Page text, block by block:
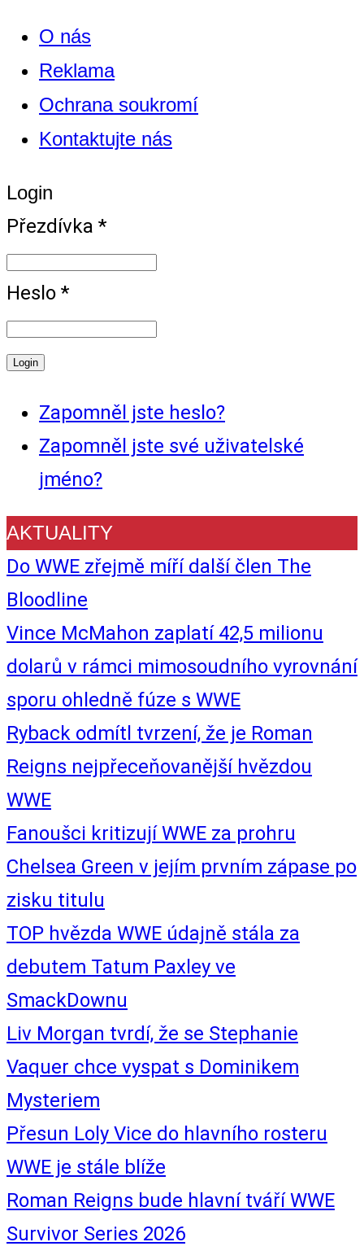
O nás
Reklama
Ochrana soukromí
Kontaktujte nás
Login
Přezdívka *
Heslo *
Zapomněl jste heslo?
Zapomněl jste své uživatelské
jméno?
AKTUALITY
Do WWE zřejmě míří další člen The
Bloodline
Vince McMahon zaplatí 42,5 milionu
dolarů v rámci mimosoudního vyrovnání
sporu ohledně fúze s WWE
Ryback odmítl tvrzení, že je Roman
Reigns nejpřeceňovanější hvězdou
WWE
Fanoušci kritizují WWE za prohru
Chelsea Green v jejím prvním zápase po
zisku titulu
TOP hvězda WWE údajně stála za
debutem Tatum Paxley ve
SmackDownu
Liv Morgan tvrdí, že se Stephanie
Vaquer chce vyspat s Dominikem
Mysteriem
Přesun Loly Vice do hlavního rosteru
WWE je stále blíže
Roman Reigns bude hlavní tváří WWE
Survivor Series 2026